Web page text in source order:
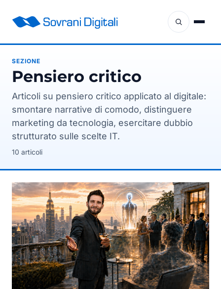
SEZIONE
pensiero critico
Articoli su pensiero critico applicato al digitale:
smontare narrative di comodo, distinguere
marketing da tecnologia, esercitare dubbio
strutturato sulle scelte IT.
10 articoli